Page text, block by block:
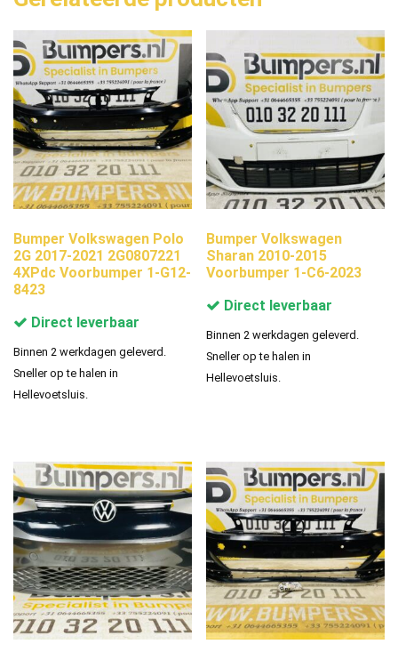
Bumper Volkswagen Polo
2G 2017-2021 2G0807221
4XPdc Voorbumper 1-G12-
8423
Direct leverbaar
Binnen 2 werkdagen geleverd.
Sneller op te halen in
Hellevoetsluis.
Bumper Volkswagen
Sharan 2010-2015
Voorbumper 1-C6-2023
Direct leverbaar
Binnen 2 werkdagen geleverd.
Sneller op te halen in
Hellevoetsluis.